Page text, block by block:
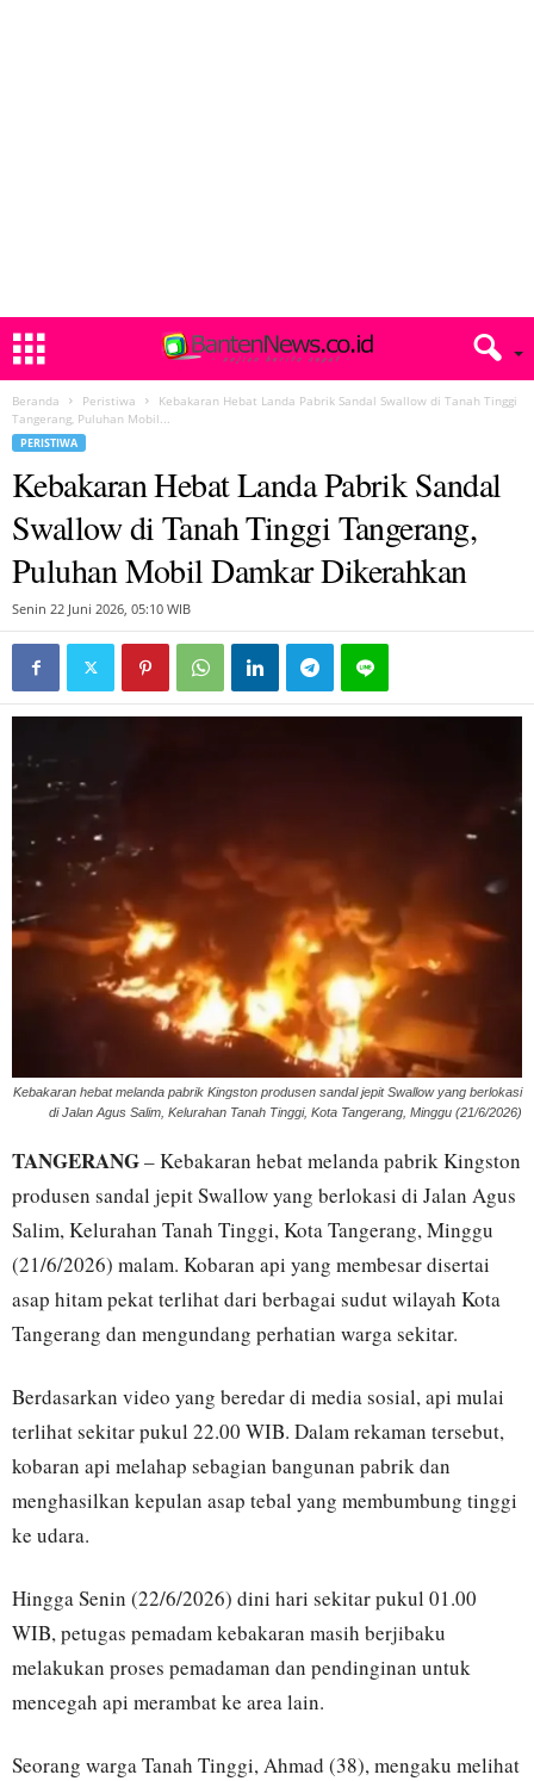
Beranda Peristiwa
Kebakaran Hebat Landa Pabrik Sandal Swallow di Tanah Tinggi
Tangerang, Puluhan Mobil...
PERISTIWA
Kebakaran Hebat Landa Pabrik Sandal
Swallow di Tanah Tinggi Tangerang,
Puluhan Mobil Damkar Dikerahkan
Senin 22 Juni 2026, 05:10 WIB
Kebakaran hebat melanda pabrik Kingston produsen sandal jepit Swallow yang berlokasi
di Jalan Agus Salim, Kelurahan Tanah Tinggi, Kota Tangerang, Minggu (21/6/2026)
TANGERANG– Kebakaran hebat melanda pabrik Kingston
produsen sandal jepit Swallow yang berlokasi di Jalan Agus
Salim, Kelurahan Tanah Tinggi, Kota Tangerang, Minggu
(21/6/2026) malam. Kobaran api yang membesar disertai
asap hitam pekat terlihat dari berbagai sudut wilayah Kota
Tangerang dan mengundang perhatian warga sekitar.
Berdasarkan video yang beredar di media sosial, api mulai
terlihat sekitar pukul 22.00 WIB. Dalam rekaman tersebut,
kobaran api melahap sebagian bangunan pabrik dan
menghasilkan kepulan asap tebal yang membumbung tinggi
ke udara.
Hingga Senin (22/6/2026) dini hari sekitar pukul 01.00
WIB, petugas pemadam kebakaran masih berjibaku
melakukan proses pemadaman dan pendinginan untuk
mencegah api merambat ke area lain.
Seorang warga Tanah Tinggi, Ahmad (38), mengaku melihat